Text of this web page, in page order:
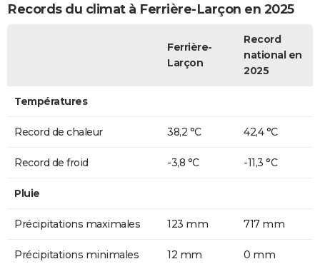
Records du climat à Ferrière-Larçon en 2025
Ferrière-
Larçon
Record
national en
2025
Températures
Record de chaleur 38,2 °C 42,4 °C
Record de froid -3,8 °C -11,3 °C
Pluie
Précipitations maximales 123 mm 717 mm
Précipitations minimales 12 mm 0 mm